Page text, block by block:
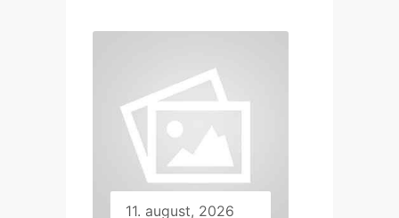
11. august, 2026